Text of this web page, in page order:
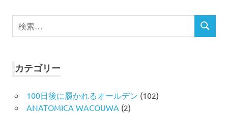
検
索
検
カテゴリー
100日後に履かれるオールデン (102)
ANATOMICA WACOUWA (2)